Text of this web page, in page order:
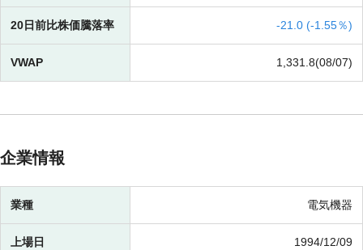
20日前比株価騰落率 -21.0 (-1.55％)
VWAP 1,331.8(08/07)
企業情報
業種 電気機器
上場日 1994/12/09